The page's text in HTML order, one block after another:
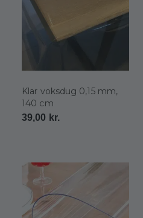
Klar voksdug 0,15 mm,
140 cm
39,00 kr.